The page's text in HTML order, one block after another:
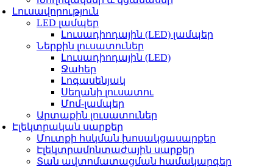
Լուսավորություն
LED լամպեր
Լուսադիոդային (LED) լամպեր
Ներքին լուսատուներ
Լուսադիոդային (LED)
Ջահեր
Լոգասենյակ
Սեղանի լուսատու
Մոմ-լամպեր
Արտաքին լուսատուներ
Էլեկտրական սարքեր
Մուտքի հսկման խոսակցասարքեր
Էլեկտրամոնտաժային սարքեր
Տան ավտոմատացման համակարգեր